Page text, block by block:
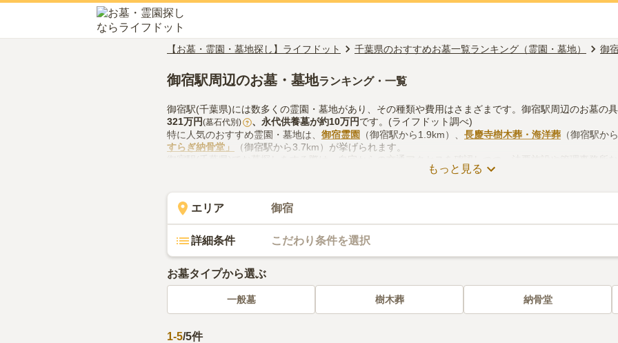
【お墓・霊園・墓地探し】ライフドット 千葉県のおすすめお墓一覧ランキング（霊園・墓地） 御
御宿駅周辺のお墓・墓地ランキング・一覧
御宿駅(千葉県)には数多くの霊園・墓地があり、その種類や費用はさまざまです。御宿駅周辺のお墓の
321万円(墓石代別) ? 、 永代供養墓が約10万円です。(ライフドット調べ)
特に人気のおすすめ霊園・墓地は、 御宿霊園 （御宿駅から1.9km）、 長慶寺樹木葬・海洋葬 （御宿駅か
すらぎ納骨堂」
（御宿駅から3.7km）が挙げられます。
供花やお線香の入手方法などを考慮して選ぶとよいでしょう。資料請求や見学予約が無料でできますの
もっと見る
エリア 御宿
詳細条件 こだわり条件を選択
お墓タイプから選ぶ
一般墓 樹木葬 納骨堂
1-5/5件